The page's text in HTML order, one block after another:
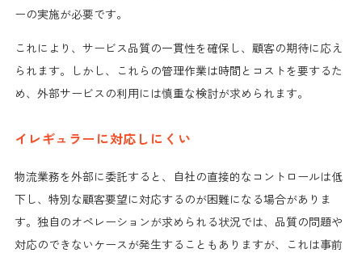
ーの実施が必要です。
これにより、サービス品質の一貫性を確保し、顧客の期待に応え
られます。しかし、これらの管理作業は時間とコストを要するた
め、外部サービスの利用には慎重な検討が求められます。
イレギュラーに対応しにくい
物流業務を外部に委託すると、自社の直接的なコントロールは低
下し、特別な顧客要望に対応するのが困難になる場合がありま
す。独自のオペレーションが求められる状況では、品質の問題や
対応のできないケースが発生することもありますが、これは事前